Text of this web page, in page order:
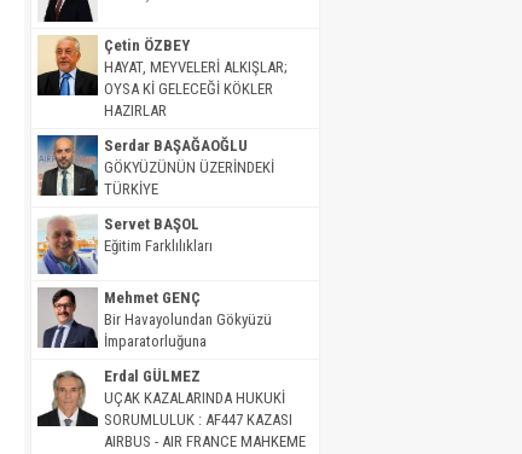
Çetin ÖZBEY
HAYAT, MEYVELERİ ALKIŞLAR;
OYSA Kİ GELECEĞİ KÖKLER
HAZIRLAR
Serdar BAŞAĞAOĞLU
GÖKYÜZÜNÜN ÜZERİNDEKİ
TÜRKİYE
Servet BAŞOL
Eğitim Farklılıkları
Mehmet GENÇ
Bir Havayolundan Gökyüzü
İmparatorluğuna
Erdal GÜLMEZ
UÇAK KAZALARINDA HUKUKİ
SORUMLULUK : AF447 KAZASI
AIRBUS - AIR FRANCE MAHKEME